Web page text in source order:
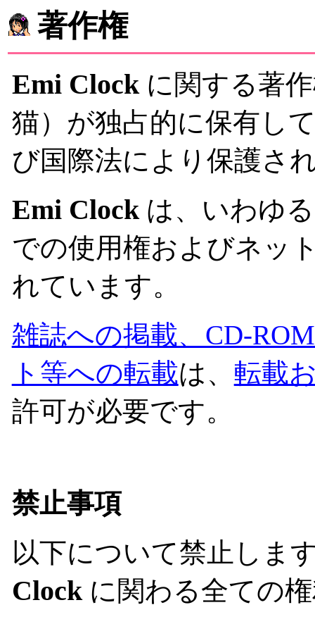
著作権
Emi Clockに関する著
猫）が独占的に保有し
び国際法により保護さ
Emi Clockは、いわゆ
での使用権およびネッ
れています。
雑誌への掲載、CD-
ト等への転載は、 転載
許可が必要です。
禁止事項
以下について禁止しま
Clockに関わる全ての